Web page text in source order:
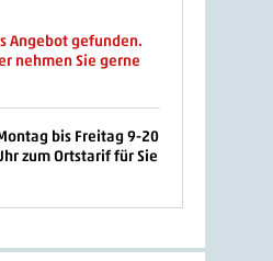
Angebot gefunden.
nehmen Sie gerne
bis Freitag 9-20
zum Ortstariffür Sie